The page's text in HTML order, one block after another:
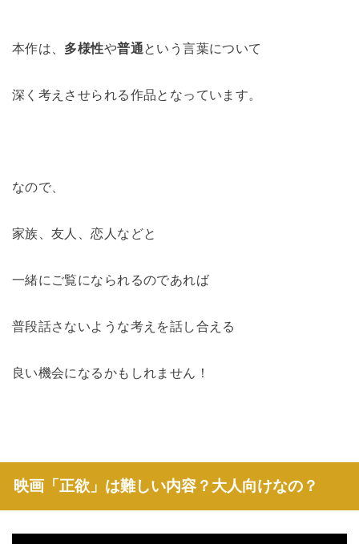
本作は、 多様性や普通という言葉について
深く考えさせられる作品となっています。
なので、
家族、友人、恋人などと
一緒にご覧になられるのであれば
普段話さないような考えを話し合える
良い機会になるかもしれません！
映画「正欲」は難しい内容？大人向けなの？